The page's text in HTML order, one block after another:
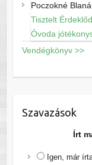
Poczokné
Tisztelt
Óvoda
Vendégkönyv >>
Szavazások
Írt
Igen, már